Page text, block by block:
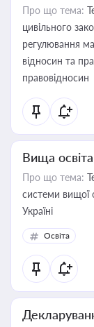
Про що тема:
цивільного
регулювання
відносин та
правовідносин
Вища освіта
Про що тема:
системи вищої
Україні
Освіта